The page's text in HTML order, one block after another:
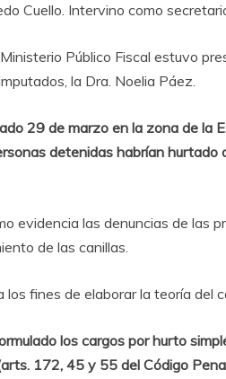
Cuello. Intervino como
Público Fiscal estuvo
la Dra. Noelia Páez.
29 de marzo en la zona de la
detenidas habrían hurtado
evidencia las denuncias de las
de las canillas.
los fines de elaborar la teoría del
los cargos por hurto
172, 45 y 55 del Código